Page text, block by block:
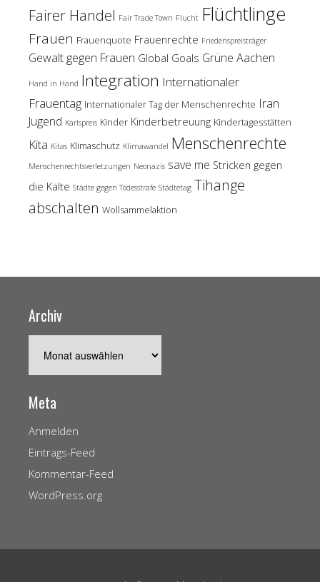
Fairer Handel Fair Trade Town Flucht Flüchtlinge
Frauen Frauenquote Frauenrechte Friedenspreisträger
Gewalt gegen Frauen Global Goals Grüne Aachen
Hand in Hand Integration Internationaler
Frauentag Internationaler Tag der Menschenrechte Iran
Jugend Karlspreis Kinder Kinderbetreuung Kindertagesstätten
Kita Kitas Klimaschutz Klimawandel Menschenrechte
Menschenrechtsverletzungen Neonazis save me Stricken gegen
die Kälte Städte gegen Todesstrafe Städtetag Tihange
abschalten Wollsammelaktion
Archiv
Meta
Anmelden
Eintrags-Feed
Kommentar-Feed
WordPress.org